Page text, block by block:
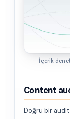
İçerik
Content
Doğru bir